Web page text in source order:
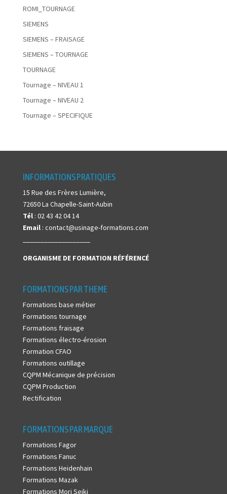
ROMI_TOURNAGE
SIEMENS
SIEMENS – FRAISAGE
SIEMENS – TOURNAGE
TOURNAGE
Tournage – NIVEAU 1
Tournage – NIVEAU 2
Tournage – SPECIFIQUE
INFORMATIONS PRATIQUES
15 Rue des Frères Lumière,
72650 La Chapelle-Saint-Aubin
Tél: 02 43 42 04 14
Email: contact@usinage-formations.com
ORGANISME DE FORMATION RÉFÉRENCÉ
FORMATIONS PAR THEME
Formations base métier
Formations tournage
Formations fraisage
Formations électro-érosion
Formation CFAO
Formations outillage
CQPM Mécanique de précision
CQPM Production
Rectification
FORMATIONS PAR MARQUE
Formations Fagor
Formations Fanuc
Formations Heidenhain
Formations Mazak
Formations Mori Seiki